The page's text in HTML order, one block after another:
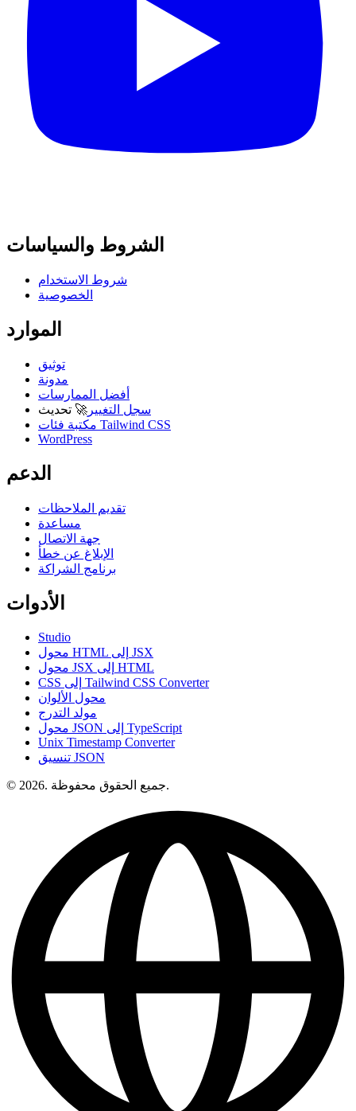
الشروط والسياسات
شروط الاستخدام
الخصوصية
الموارد
توثيق
مدونة
أفضل الممارسات
سجل التغيير 🚀 تحديث
مكتبة فئات Tailwind CSS
WordPress
الدعم
تقديم الملاحظات
مساعدة
جهة الاتصال
الإبلاغ عن خطأ
برنامج الشراكة
الأدوات
Studio
محول HTML إلى JSX
محول JSX إلى HTML
CSS إلى Tailwind CSS Converter
محول الألوان
مولد التدرج
محول JSON إلى TypeScript
Unix Timestamp Converter
تنسيق JSON
© 2026. جميع الحقوق محفوظة.